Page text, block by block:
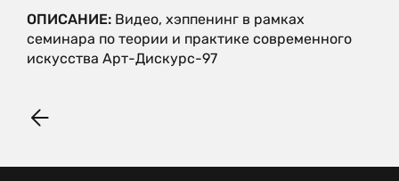
ОПИСАНИЕ: Видео, хэппенинг в рамках
семинара по теории и практике современного
искусства Арт-Дискурс-97